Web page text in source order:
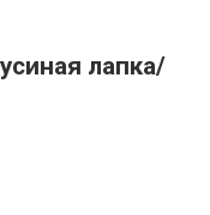
лапка/